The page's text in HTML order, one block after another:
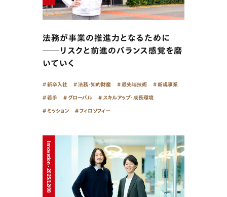
法務が事業の推進力となるために
──リスクと前進のバランス感覚を磨
いていく
新卒入社 法務・知的財産 最先端技術 新規事業
若手 グローバル スキルアップ・成長環境
ミッション フィロソフィー
Innovation - 2025/12/08